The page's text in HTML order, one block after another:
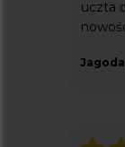
uczta